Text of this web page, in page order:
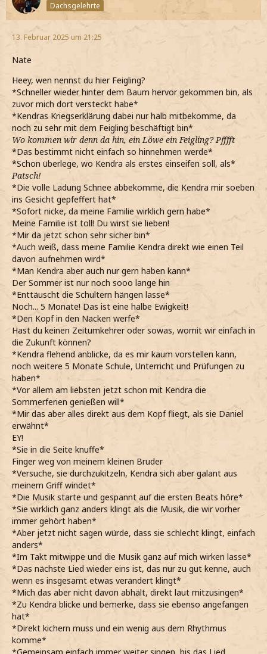
Dachsgelehrte
13. Februar 2025 um 21:25
Nate
Heey, wen nennst du hier Feigling?
*Schneller wieder hinter dem Baum hervor gekommen bin, als
zuvor mich dort versteckt habe*
*Kendras Kriegserklärung dabei nur halb mitbekomme, da
noch zu sehr mit dem Feigling beschäftigt bin*
Wo kommen wir denn da hin, ein Löwe ein Feigling? Pfffft
*Das bestimmt nicht einfach so hinnehmen werde*
*Schon überlege, wo Kendra als erstes einseifen soll, als*
Patsch!
*Die volle Ladung Schnee abbekomme, die Kendra mir soeben
ins Gesicht gepfeffert hat*
*Sofort nicke, da meine Familie wirklich gern habe*
Meine Familie ist toll! Du wirst sie lieben!
*Mir da jetzt schon sehr sicher bin*
*Auch weiß, dass meine Familie Kendra direkt wie einen Teil
davon aufnehmen wird*
*Man Kendra aber auch nur gern haben kann*
Der Sommer ist nur noch sooo lange hin
*Enttäuscht die Schultern hängen lasse*
Noch... 5 Monate! Das ist eine halbe Ewigkeit!
*Den Kopf in den Nacken werfe*
Hast du keinen Zeitumkehrer oder sowas, womit wir einfach in
die Zukunft können?
*Kendra flehend anblicke, da es mir kaum vorstellen kann,
noch weitere 5 Monate Schule, Unterricht und Prüfungen zu
haben*
*Vor allem am liebsten jetzt schon mit Kendra die
Sommerferien genießen will*
*Mir das aber alles direkt aus dem Kopf fliegt, als sie Daniel
erwähnt*
EY!
*Sie in die Seite knuffe*
Finger weg von meinem kleinen Bruder
*Versuche, sie durchzukitzeln, Kendra sich aber galant aus
meinem Griff windet*
*Die Musik starte und gespannt auf die ersten Beats höre*
*Sie wirklich ganz anders klingt als die Musik, die wir vorher
immer gehört haben*
*Aber jetzt nicht sagen würde, dass sie schlecht klingt, einfach
anders*
*Im Takt mitwippe und die Musik ganz auf mich wirken lasse*
*Das nächste Lied wieder eins ist, das nur zu gut kenne, auch
wenn es insgesamt etwas verändert klingt*
*Mich das aber nicht davon abhält, direkt laut mitzusingen*
*Zu Kendra blicke und bemerke, dass sie ebenso angefangen
hat*
*Direkt kichern muss und ein wenig aus dem Rhythmus
komme*